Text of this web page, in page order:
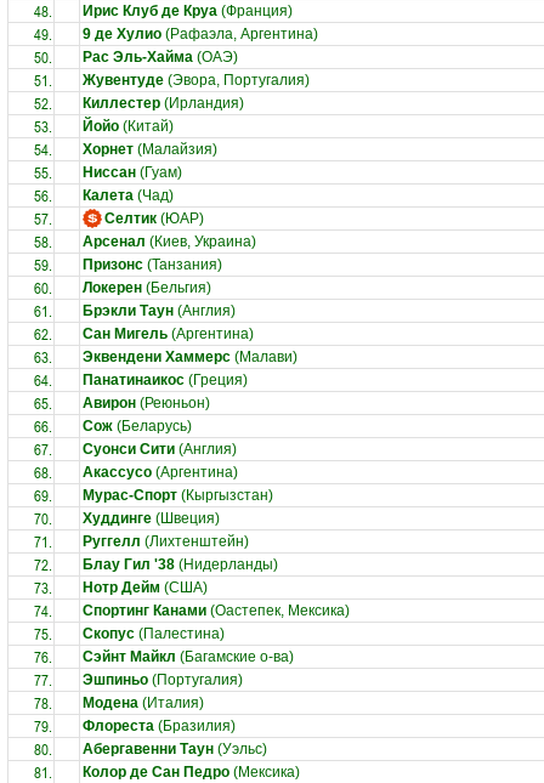
48. Ирис Клуб де Круа (Франция)
49. 9 де Хулио (Рафаэла, Аргентина)
50. Рас Эль-Хайма (ОАЭ)
51. Жувентуде (Эвора, Португалия)
52. Киллестер (Ирландия)
53. Йойо (Китай)
54. Хорнет (Малайзия)
55. Ниссан (Гуам)
56. Калета (Чад)
57. Селтик (ЮАР)
58. Арсенал (Киев, Украина)
59. Призонс (Танзания)
60. Локерен (Бельгия)
61. Брэкли Таун (Англия)
62. Сан Мигель (Аргентина)
63. Эквендени Хаммерс (Малави)
64. Панатинаикос (Греция)
65. Авирон (Реюньон)
66. Сож (Беларусь)
67. Суонси Сити (Англия)
68. Акассусо (Аргентина)
69. Мурас-Спорт (Кыргызстан)
70. Худдинге (Швеция)
71. Руггелл (Лихтенштейн)
72. Блау Гил '38 (Нидерланды)
73. Нотр Дейм (США)
74. Спортинг Канами (Оастепек, Мексика)
75. Скопус (Палестина)
76. Сэйнт Майкл (Багамские о-ва)
77. Эшпиньо (Португалия)
78. Модена (Италия)
79. Флореста (Бразилия)
80. Абергавенни Таун (Уэльс)
81. Колор де Сан Педро (Мексика)